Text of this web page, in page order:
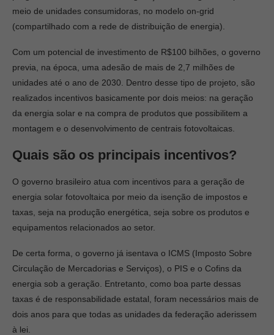
meio de unidades consumidoras, no modelo on-grid
(compartilhado com a rede de distribuição de energia).
Com um potencial de investimento de R$100 bilhões, o governo
previa, na época, uma adesão de mais de 2,7 milhões de
unidades até o ano de 2030. Dentro desse tipo de projeto, são
realizados incentivos basicamente por dois meios: na geração
da energia solar e na compra de produtos que possibilitem a
montagem e o desenvolvimento de centrais fotovoltaicas.
Quais são os principais incentivos?
O governo brasileiro atua com incentivos para a geração de
energia solar fotovoltaica por meio da isenção de impostos e
taxas, seja na produção energética, seja sobre os produtos e
equipamentos relacionados ao setor.
De certa forma, o governo já isentava o ICMS (Imposto Sobre
Circulação de Mercadorias e Serviços), o PIS e o Cofins da
energia sob a geração. Entretanto, como boa parte dessas
taxas é de responsabilidade estatal, foram necessários mais de
dois anos para que todas as unidades da federação aderissem
à lei.